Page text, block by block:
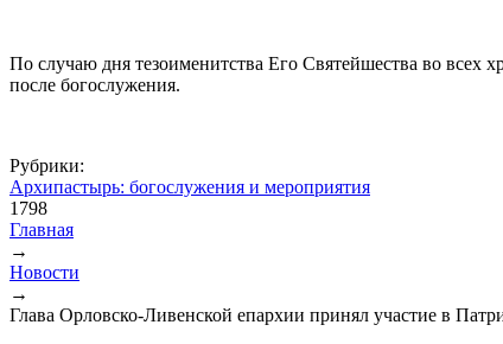
По случаю дня тезоименитства Его Святейшества во всех
после богослужения.
Рубрики:
Архипастырь: богослужения и мероприятия
1798
Вы здесь
Главная
→
Новости
→
Глава Орловско-Ливенской епархии принял участие в